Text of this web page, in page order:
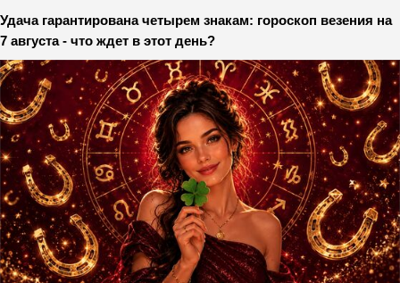
Удача гарантирована четырем знакам: гороскоп везения на
7 августа - что ждет в этот день?